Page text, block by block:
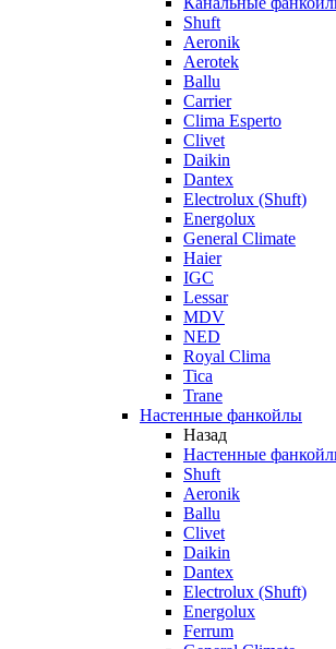
Shuft
Aeronik
Aerotek
Ballu
Carrier
Clima Esperto
Clivet
Daikin
Dantex
Electrolux (Shuft)
Energolux
General Climate
Haier
IGC
Lessar
MDV
NED
Royal Clima
Tica
Trane
Настенные фанкойлы
Назад
Настенные
Shuft
Aeronik
Ballu
Clivet
Daikin
Dantex
Electrolux (Shuft)
Energolux
Ferrum